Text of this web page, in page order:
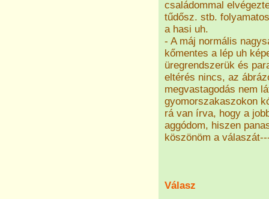
családommal
tűdősz. stb.
a hasi uh.
- A máj normális
kőmentes a lép uh
üregrendszerük és
eltérés nincs, az
megvastagodás nem
gyomorszakaszokon
rá van írva, hogy a
aggódom, hiszen
köszönöm a
Válasz